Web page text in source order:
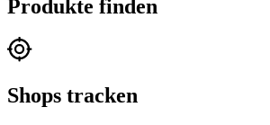
Produkte finden
Shops tracken